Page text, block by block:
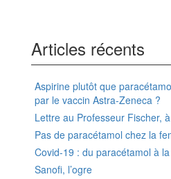
Articles récents
Aspirine plutôt que
par le vaccin Astra-Zeneca ?
Lettre au Professeur Fischer,
Pas de paracétamol chez la
Covid-19 : du paracétamol à
Sanofi, l’ogre